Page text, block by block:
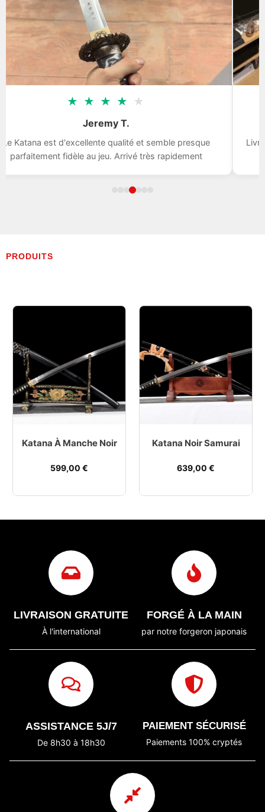
★ ★ ★ ★ ★
Jeremy T.
Le Katana est d'excellente qualité et semble presque
parfaitement fidèle au jeu. Arrivé très rapidement
PRODUITS
Katana À Manche Noir
599,00 €
Katana Noir Samurai
639,00 €
LIVRAISON GRATUITE
À l'international
FORGÉ À LA MAIN
par notre forgeron japonais
ASSISTANCE 5J/7
De 8h30 à 18h30
PAIEMENT SÉCURISÉ
Paiements 100% cryptés